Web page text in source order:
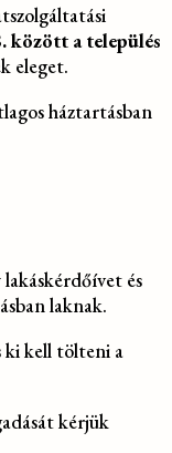
között a település
eleget.
háztartásban
és
laknak.
ki kell tölteni a
kérjük